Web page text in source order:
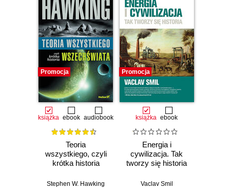
6. Przeciąganie liny 50
7. Ślepa uliczka 53
CZĘŚĆ II. WŁADZA I POLITYKA (Michael Smith) 57
8. Przepychanki 61
9. Dom w płomieniach 66
10. Szok i reakcje 75
11. Porządek z chaosu 79
12. Co się dzieje? 86
13. Nadejście nocy 97
Promocja
książka ebook audiobook
Teoria
wszystkiego, czyli
krótka historia
Stephen W. Hawking
Promocja
książka ebook
Energia i
cywilizacja. Tak
tworzy się historia
Vaclav Smil